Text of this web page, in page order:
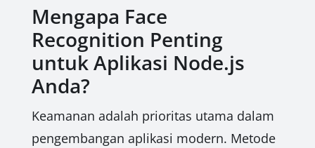
Mengapa Face
Recognition Penting
untuk Aplikasi Node.js
Anda?
Keamanan adalah prioritas utama dalam
pengembangan aplikasi modern. Metode